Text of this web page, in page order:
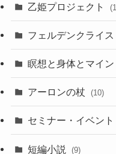
乙姫プロジェクト
フェルデンクライス
瞑想と身体とマイ
アーロンの杖 (10)
セミナー・イベント
短編小説 (9)